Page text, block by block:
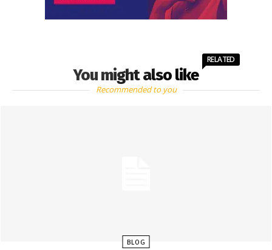
You might also like
RELATED
Recommended to you
BLOG